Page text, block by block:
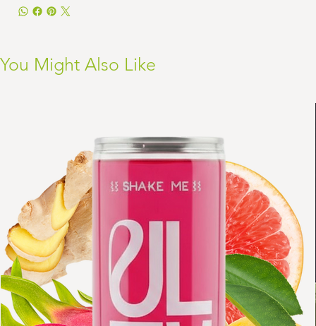
You Might Also Like